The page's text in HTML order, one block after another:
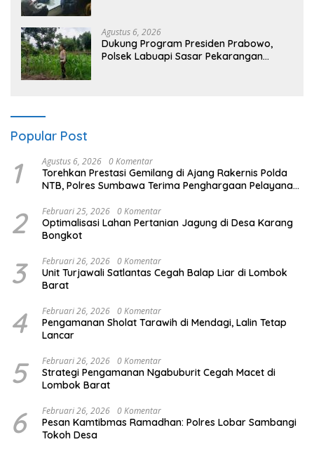
Agustus 6, 2026
Dukung Program Presiden Prabowo,
Polsek Labuapi Sasar Pekarangan
Popular Post
1 Agustus 6, 2026 0 Komentar
Torehkan Prestasi Gemilang di Ajang Rakernis Polda
NTB, Polres Sumbawa Terima Penghargaan Pelayanan
2 Februari 25, 2026 0 Komentar
Optimalisasi Lahan Pertanian Jagung di Desa Karang
Bongkot
3 Februari 26, 2026 0 Komentar
Unit Turjawali Satlantas Cegah Balap Liar di Lombok
Barat
4 Februari 26, 2026 0 Komentar
Pengamanan Sholat Tarawih di Mendagi, Lalin Tetap
Lancar
5 Februari 26, 2026 0 Komentar
Strategi Pengamanan Ngabuburit Cegah Macet di
Lombok Barat
6 Februari 26, 2026 0 Komentar
Pesan Kamtibmas Ramadhan: Polres Lobar Sambangi
Tokoh Desa